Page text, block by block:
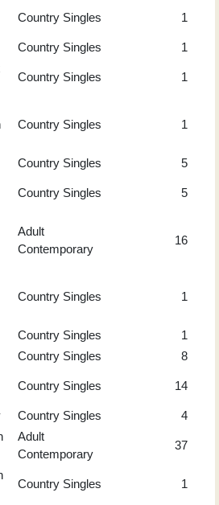
Country Singles 1
Country Singles 1
Country Singles 1
Country Singles 1
Country Singles 5
Country Singles 5
Adult
Contemporary
16
Country Singles 1
Country Singles
1
Country Singles 8
Country Singles 14
Country Singles 4
Adult
Contemporary
37
Country Singles 1